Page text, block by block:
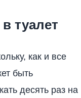
туалет
как и все
быть
десять раз на